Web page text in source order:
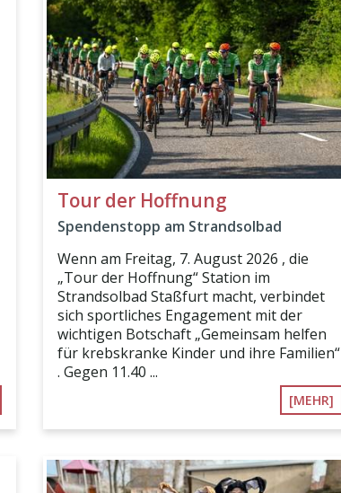
Tour der Hoffnung
Spendenstopp am Strandsolbad
Wenn am Freitag, 7. August 2026 , die
„Tour der Hoffnung“ Station im
Strandsolbad Staßfurt macht, verbindet
sich sportliches Engagement mit der
wichtigen Botschaft „Gemeinsam helfen
für krebskranke Kinder und ihre Familien“
. Gegen 11.40 ...
[MEHR]